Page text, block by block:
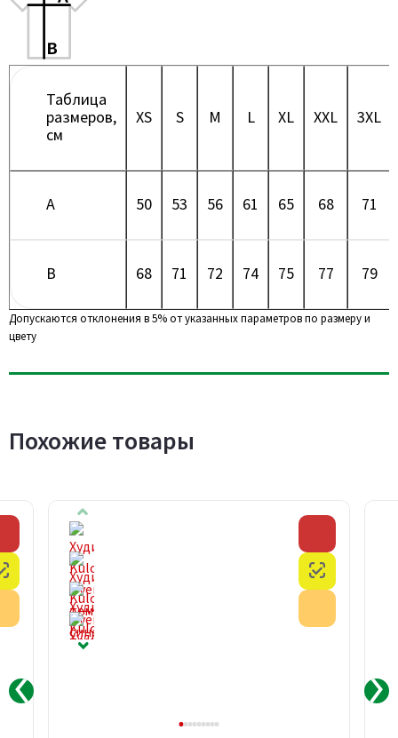
Таблица
размеров,
см
XS S M L XL XXL 3XL
A 50 53 56 61 65 68 71
B 68 71 72 74 75 77 79
Допускаются отклонения в 5% от указанных параметров по размеру и
цвету
Похожие товары
Честный знак